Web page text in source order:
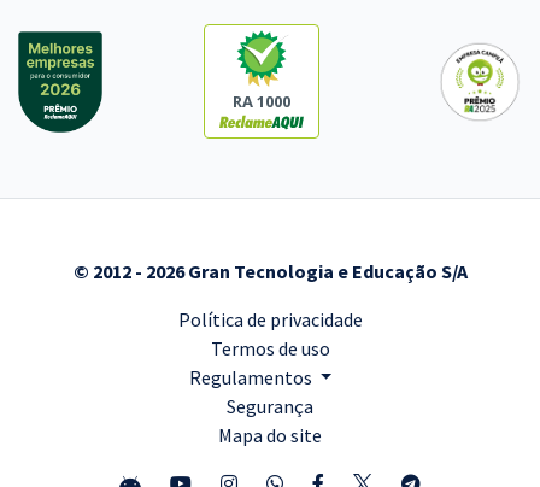
RA 1000
© 2012 - 2026 Gran Tecnologia e Educação S/A
Política de privacidade
Termos de uso
Regulamentos
Segurança
Mapa do site